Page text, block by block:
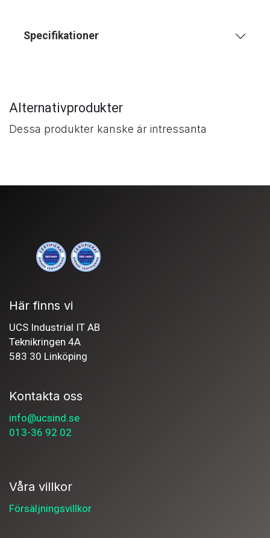
Specifikationer
Alternativprodukter
Dessa produkter kanske är intressanta
Här finns vi
UCS Industrial IT AB
Teknikringen 4A
583 30 Linköping
Kontakta oss
info@ucsind.se
013-36 92 02
Våra villkor
Försäljningsvillkor